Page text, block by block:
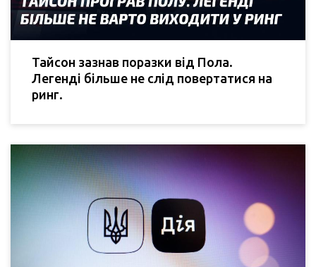
Тайсон зазнав поразки від Пола.
Легенді більше не слід повертатися на
ринг.